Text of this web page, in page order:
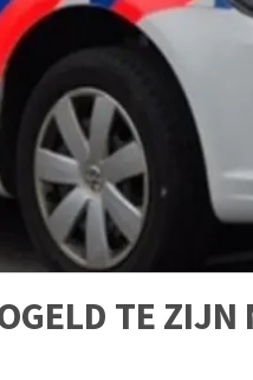
TE ZIJN